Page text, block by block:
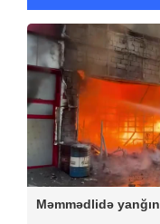
Məmmədlidə yanğın